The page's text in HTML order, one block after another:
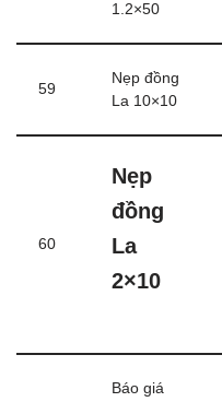
1.2×50
59
Nẹp đồng
La 10×10
60
Nẹp
đồng
La
2×10
Báo giá